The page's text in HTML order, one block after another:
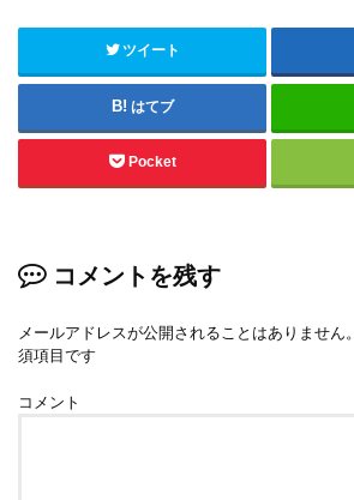
ツイート
はてブ
Pocket
コメントを残す
メールアドレスが公開されることはありません。
須項目です
コメント